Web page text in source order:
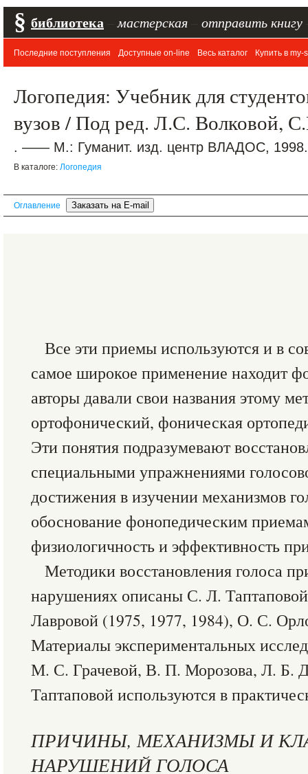
§ библиотека мастерская отправить книгу
Последние поступления Доступные on-line Весь каталог Купить в my-
Логопедия: Учебник для
вузов / Под ред. Л.С. Волковой,
. —— М.: Гуманит. изд. центр ВЛАДОС,
В каталоге: Логопедия
Оглавление
Все эти приемы используются и в
самое широкое применение находит
авторы давали свои названия этому
ортофонический, фоническая
Эти понятия подразумевают
специальными упражнениями
достижения в изучении механизмов
обоснование фонопедическим
физиологичность и эффективность
Методики восстановления голоса
нарушениях описаны С. Л.
Лавровой (1975, 1977, 1984), О. С.
Материалы экспериментальных
М. С. Грачевой, В. П. Морозова, Л. Б.
Таптаповой используются в
ПРИЧИНЫ, МЕХАНИЗМЫ И
НАРУШЕНИЙ ГОЛОСА